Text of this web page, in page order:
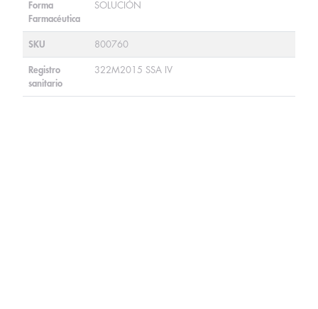
Forma
Farmacéutica
SOLUCIÓN
SKU 800760
Registro
sanitario
322M2015 SSA IV